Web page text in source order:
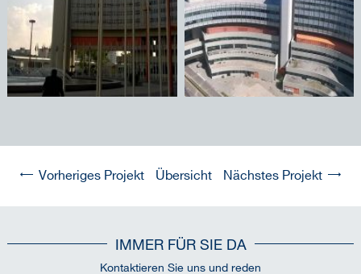
Vorheriges Projekt Übersicht Nächstes Projekt
IMMER FÜR SIE DA
Kontaktieren Sie uns und reden